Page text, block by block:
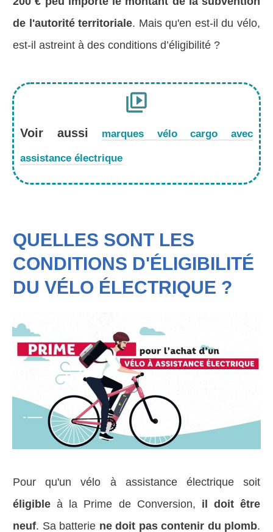
de l'autorité territoriale. Mais qu'en est-il du vélo,
est-il astreint à des conditions d’éligibilité ?
Voir aussi marques vélo cargo avec
assistance électrique
QUELLES SONT LES
CONDITIONS D'ÉLIGIBILITÉ
DU VÉLO ÉLECTRIQUE ?
Pour qu'un vélo à assistance électrique soit
éligible à la Prime de Conversion, il doit être
neuf. Sa batterie ne doit pas contenir du plomb.